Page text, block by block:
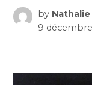
by
9 décembre